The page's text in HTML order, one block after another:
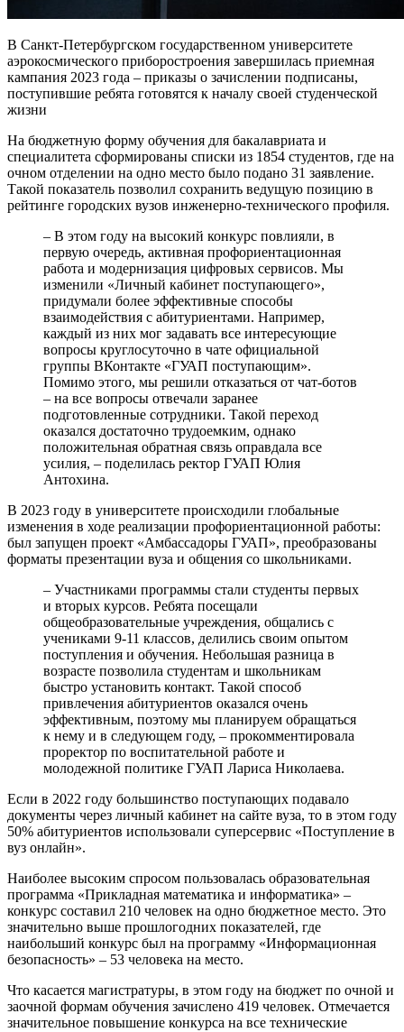
В Санкт-Петербургском государственном университете
аэрокосмического приборостроения завершилась приемная
кампания 2023 года – приказы о зачислении подписаны,
поступившие ребята готовятся к началу своей студенческой
жизни
На бюджетную форму обучения для бакалавриата и
специалитета сформированы списки из 1854 студентов, где на
очном отделении на одно место было подано 31 заявление.
Такой показатель позволил сохранить ведущую позицию в
рейтинге городских вузов инженерно-технического профиля.
– В этом году на высокий конкурс повлияли, в
первую очередь, активная профориентационная
работа и модернизация цифровых сервисов. Мы
изменили «Личный кабинет поступающего»,
придумали более эффективные способы
взаимодействия с абитуриентами. Например,
каждый из них мог задавать все интересующие
вопросы круглосуточно в чате официальной
группы ВКонтакте «ГУАП поступающим».
Помимо этого, мы решили отказаться от чат-ботов
– на все вопросы отвечали заранее
подготовленные сотрудники. Такой переход
оказался достаточно трудоемким, однако
положительная обратная связь оправдала все
усилия, – поделилась ректор ГУАП Юлия
Антохина.
В 2023 году в университете происходили глобальные
изменения в ходе реализации профориентационной работы:
был запущен проект «Амбассадоры ГУАП», преобразованы
форматы презентации вуза и общения со школьниками.
– Участниками программы стали студенты первых
и вторых курсов. Ребята посещали
общеобразовательные учреждения, общались с
учениками 9-11 классов, делились своим опытом
поступления и обучения. Небольшая разница в
возрасте позволила студентам и школьникам
быстро установить контакт. Такой способ
привлечения абитуриентов оказался очень
эффективным, поэтому мы планируем обращаться
к нему и в следующем году, – прокомментировала
проректор по воспитательной работе и
молодежной политике ГУАП Лариса Николаева.
Если в 2022 году большинство поступающих подавало
документы через личный кабинет на сайте вуза, то в этом году
50% абитуриентов использовали суперсервис «Поступление в
вуз онлайн».
Наиболее высоким спросом пользовалась образовательная
программа «Прикладная математика и информатика» –
конкурс составил 210 человек на одно бюджетное место. Это
значительно выше прошлогодних показателей, где
наибольший конкурс был на программу «Информационная
безопасность» – 53 человека на место.
Что касается магистратуры, в этом году на бюджет по очной и
заочной формам обучения зачислено 419 человек. Отмечается
значительное повышение конкурса на все технические